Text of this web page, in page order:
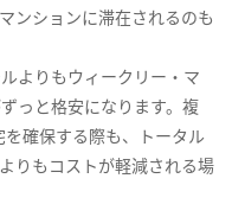
ンションに滞在されるのも
よりもウィークリー・マ
っと格安になります。複
確保する際も、トータル
りもコストが軽減される場